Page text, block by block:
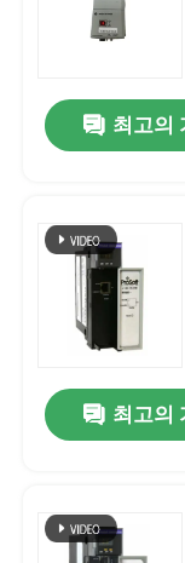
벤틀리 네바다
PLC GE 화낙
슈나이더 모디
하니웰 자동화
폭스보로 DCS
최고의
최고의